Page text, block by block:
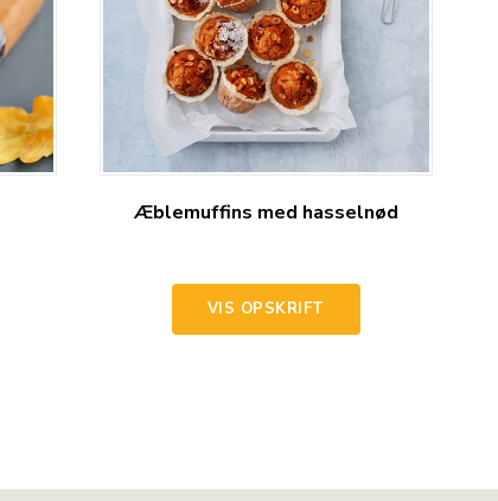
Æblemuffins med hasselnød
VIS OPSKRIFT